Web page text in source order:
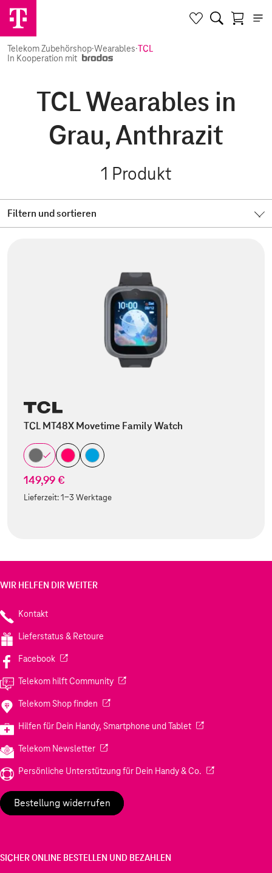
Telekom Zubehörshop·Wearables·TCL
In Kooperation mit
TCL Wearables in
Grau, Anthrazit
1 Produkt
Filtern und sortieren
TCL MT48X Movetime Family Watch
149,99 €
Lieferzeit:1-3 Werktage
WIR HELFEN DIR WEITER
Kontakt
Lieferstatus & Retoure
Facebook(Wird in einem neuen Tab geöffnet)
Telekom hilft Community(Wird in einem neuen Tab geöffnet)
Telekom Shop finden (Wird in einem neuen Tab geöffnet)
Hilfen für Dein Handy, Smartphone und Tablet(Wird in einem
Telekom Newsletter(Wird in einem neuen Tab geöffnet)
Persönliche Unterstützung für Dein Handy & Co. (Wird in einem
Bestellung widerrufen
SICHER ONLINE BESTELLEN UND BEZAHLEN